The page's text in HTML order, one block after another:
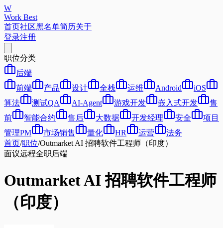
W
Work Best
首页社区黑名单简历关于
登录注册
职位分类
后端
前端
产品 设计 全栈 运维 Android
iOS
算法
测试QA AI-Agent 游戏开发 嵌入式开发
售
前
智能合约 售后 大数据 开发经理 安全
项目
管理PM
市场销售 量化 HR 运营
法务
首页/职位/Outmarket AI 招聘软件工程师（印度）
面议远程全职后端
Outmarket AI 招聘软件工程师
（印度）